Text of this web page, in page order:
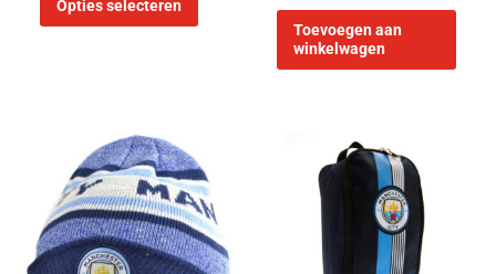
Opties selecteren
Toevoegen aan
winkelwagen